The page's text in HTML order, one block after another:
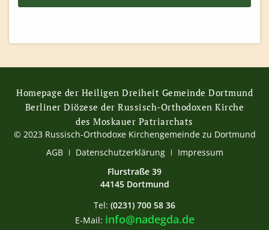
Homepage der Heiligen Dreiheit Gemeinde Dortmund
Berliner Diözese der Russisch-Orthodoxen Kirche
des Moskauer Patriarchats
© 2023 Russisch-Orthodoxe Kirchengemeinde zu Dortmund
AGB
Datenschutzerklärung
Impressum
Flurstraße 39
44145 Dortmund
Tel: (0231) 700 58 36
E-Mail: info@nadegda.de